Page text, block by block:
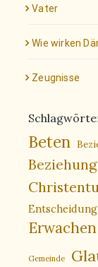
Vater
Wie wirken
Zeugnisse
Beten
Entscheidung
Erwachen
Gemeinde